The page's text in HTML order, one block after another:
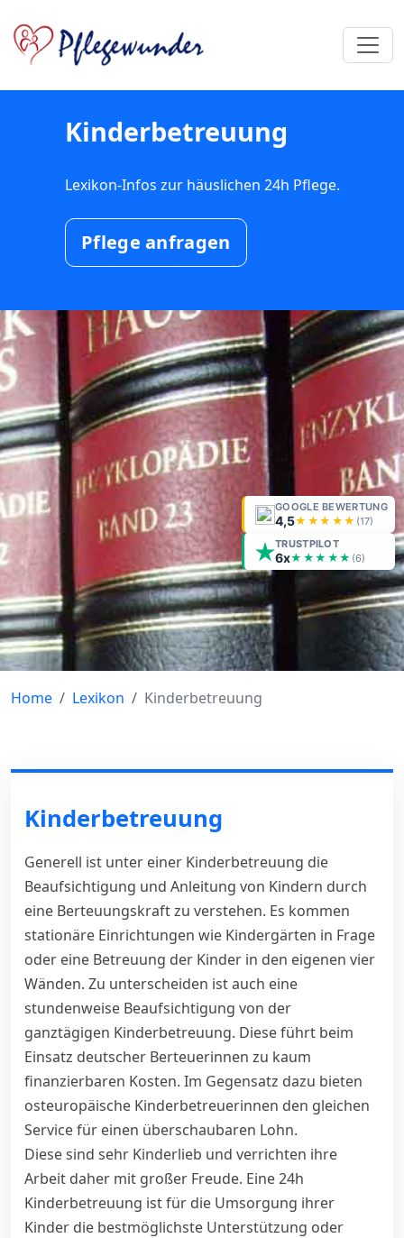
GOOGLE BEWERTUNG
4,5★★★★★ (17)
TRUSTPILOT
6x★★★★★ (6)
Kinderbetreuung
Lexikon-Infos zur häuslichen 24h Pflege.
Pflege anfragen
Home Lexikon Kinderbetreuung
Kinderbetreuung
Generell ist unter einer Kinderbetreuung die
Beaufsichtigung und Anleitung von Kindern durch
eine Berteuungskraft zu verstehen. Es kommen
stationäre Einrichtungen wie Kindergärten in Frage
oder eine Betreuung der Kinder in den eigenen vier
Wänden. Zu unterscheiden ist auch eine
stundenweise Beaufsichtigung von der
ganztägigen Kinderbetreuung. Diese führt beim
Einsatz deutscher Berteuerinnen zu kaum
finanzierbaren Kosten. Im Gegensatz dazu bieten
osteuropäische Kinderbetreuerinnen den gleichen
Service für einen überschaubaren Lohn.
Diese sind sehr Kinderlieb und verrichten ihre
Arbeit daher mit großer Freude. Eine 24h
Kinderbetreuung ist für die Umsorgung ihrer
Kinder die bestmöglichste Unterstützung oder